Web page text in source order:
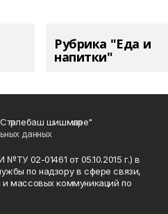
Рубрика "Еда и
напитки"
шишмәләре"
данных
№ТУ 02-01461 от 05.10.2015 г.) в
по надзору в сфере связи,
и массовых коммуникаций по